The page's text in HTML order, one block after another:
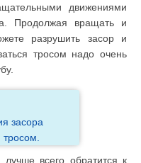
движениями
Продолжая вращать и
разрушить засор и
тросом надо очень
засора
всего обратится к